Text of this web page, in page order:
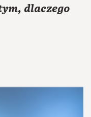
dlaczego